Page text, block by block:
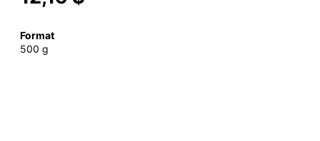
Format
500 g